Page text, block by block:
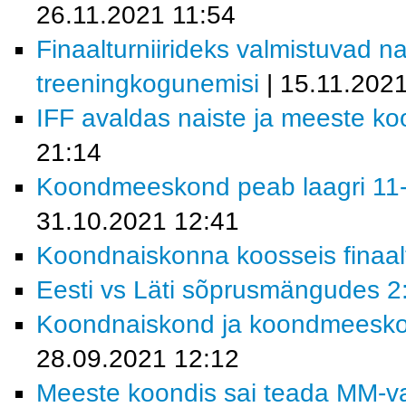
26.11.2021 11:54
Finaalturniirideks valmistuvad
treeningkogunemisi |
IFF avaldas naiste ja meeste
21:14
Koondmeeskond peab laagri
31.10.2021 12:41
Koondnaiskonna koosseis
Eesti vs Läti sõprusmängudes
Koondnaiskond ja
28.09.2021 12:12
Meeste koondis sai teada MM-